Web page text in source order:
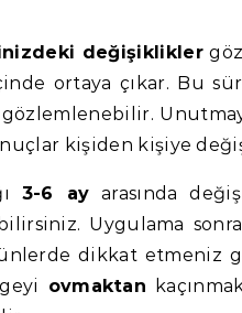
değişiklikler
ortaya çıkar. Bu
kişiden kişiye
3-6 ay arasında
Uygulama
dikkat etmeniz
ovmaktan